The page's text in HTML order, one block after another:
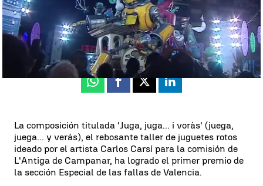
Antena 3 Noticias Madrid
Actualizado:17 de marzo de 2019, 01:16
Publicado: 17 de marzo de 2019, 01:15
Whatsapp
Facebook
X Linkedin
La composición titulada 'Juga, juga... i voràs' (juega,
juega... y verás), el rebosante taller de juguetes rotos
ideado por el artista Carlos Carsí para la comisión de
L'Antiga de Campanar, ha logrado el primer premio de
la sección Especial de las fallas de Valencia.